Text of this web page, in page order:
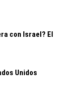
con Israel? El
Unidos